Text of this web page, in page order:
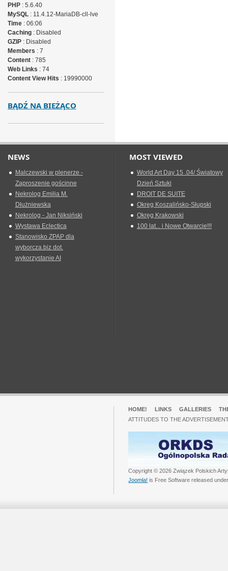
PHP: 5.6.40
MySQL: 11.4.12-MariaDB-cll-lve
Time: 06:06
Caching: Disabled
GZIP: Disabled
Members : 7
Content: 785
Web Links : 74
Content View Hits : 19990000
BĄDŹ NA BIEŻĄCO
NEWS
Malczewski w plenerze -
Zaproszenie gościnne
Nekrolog Emilia M.
Dłużniewska
Nekrolog - Jan Niksiński
Wystawa Eclectica
Stanowisko ZPAP dla
wyborcza.biz dot.
wykorzystanie AI
MOST VIEWED
World Art Day 15 .04/ Światowy
Dzień Sztuki
DROIT DE SUITE
Okreg Koszalińsko-Słupski
Okręg Krakowski
100 lat... i Nowe Otwarcie!!!
HOME! LINKS GALLERIES
ATTITUDES TO THE
Copyright © 2026 Związek Polskich
Joomla! is Free Software released